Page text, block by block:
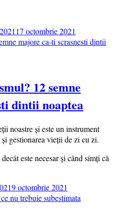
17 octombrie 2021
12 semne
dintii noaptea
noastre și este un instrument
gestionarea vieții de zi cu zi.
este necesar și când simți că
9 octombrie 2021